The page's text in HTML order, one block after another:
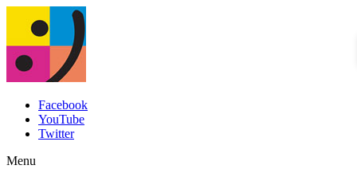
Facebook
YouTube
Twitter
Menu